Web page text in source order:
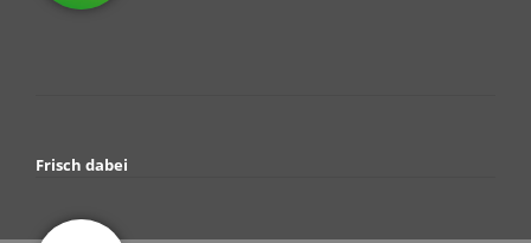
Frisch dabei